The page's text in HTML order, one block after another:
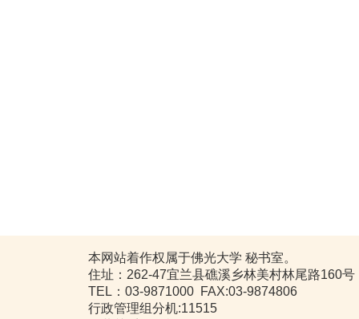
本网站着作权属于佛光大学 秘书室。
住址：262-47宜兰县礁溪乡林美村林尾路160号
TEL：03-9871000 FAX:03-9874806
行政管理组分机:11515